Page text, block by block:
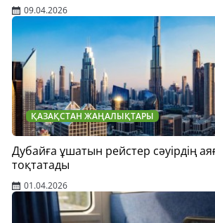
09.04.2026
ҚАЗАҚСТАН ЖАҢАЛЫҚТАРЫ
Дубайға ұшатын рейстер сәуірдің
тоқтатады
01.04.2026